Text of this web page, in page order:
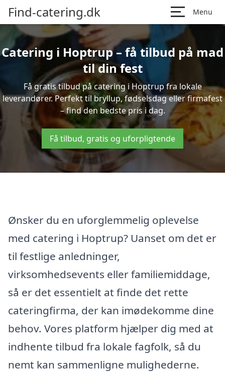
Find-catering.dk Menu
Catering i Hoptrup – få tilbud på mad
til din fest
Få gratis tilbud på catering i Hoptrup fra lokale
leverandører. Perfekt til bryllup, fødselsdag eller firmafest
– find den bedste pris i dag.
Få tilbud, gratis og uforpligtende
Ønsker du en uforglemmelig oplevelse
med catering i Hoptrup? Uanset om det er
til festlige anledninger,
virksomhedsevents eller familiemiddage,
så er det essentielt at finde det rette
cateringfirma, der kan imødekomme dine
behov. Vores platform hjælper dig med at
indhente tilbud fra lokale fagfolk, så du
nemt kan sammenligne mulighederne.